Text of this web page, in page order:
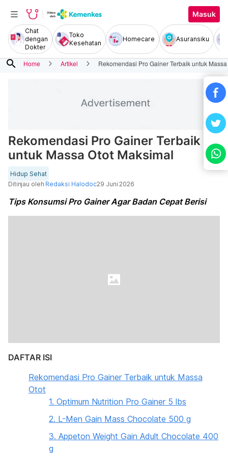
Masuk
Chat
dengan
Dokter
Toko
Kesehatan
Homecare Asuransiku
search Home Artikel Rekomendasi Pro Gainer Terbaik untuk
Rekomendasi Pro Gainer Terbaik
untuk Massa Otot Maksimal
Hidup Sehat
Ditinjau oleh Redaksi Halodoc29 Juni 2026
Tips Konsumsi Pro Gainer Agar Badan Cepat Berisi
DAFTAR ISI
Rekomendasi Pro Gainer Terbaik untuk Massa
Otot
1. Optimum Nutrition Pro Gainer 5 lbs
2. L-Men Gain Mass Chocolate 500 g
3. Appeton Weight Gain Adult Chocolate 400
g